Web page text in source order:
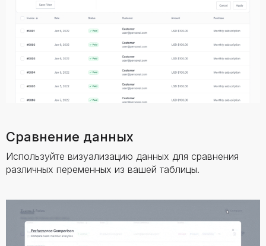
Сравнение данных
Используйте визуализацию данных для сравнения
различных переменных из вашей таблицы.